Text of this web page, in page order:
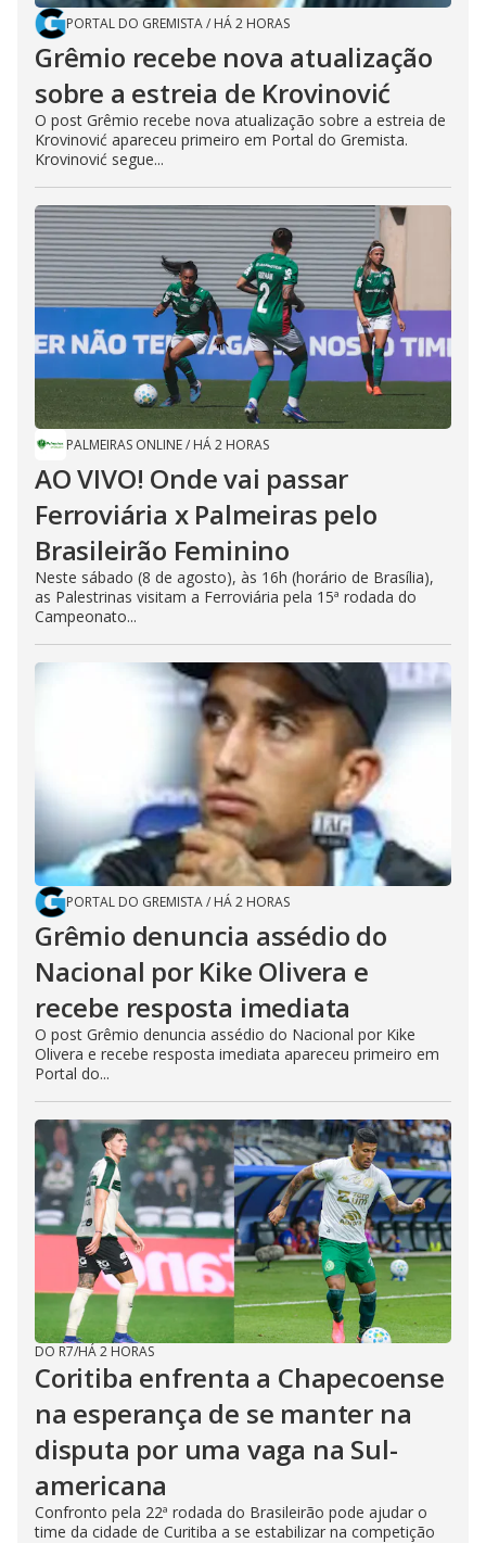
PORTAL DO GREMISTA/ HÁ 2 HORAS
Grêmio recebe nova atualização
sobre a estreia de Krovinović
O post Grêmio recebe nova atualização sobre a estreia de
Krovinović apareceu primeiro em Portal do Gremista.
Krovinović segue...
PALMEIRAS ONLINE/ HÁ 2 HORAS
AO VIVO! Onde vai passar
Ferroviária x Palmeiras pelo
Brasileirão Feminino
Neste sábado (8 de agosto), às 16h (horário de Brasília),
as Palestrinas visitam a Ferroviária pela 15ª rodada do
Campeonato...
PORTAL DO GREMISTA/ HÁ 2 HORAS
Grêmio denuncia assédio do
Nacional por Kike Olivera e
recebe resposta imediata
O post Grêmio denuncia assédio do Nacional por Kike
Olivera e recebe resposta imediata apareceu primeiro em
Portal do...
DO R7/HÁ 2 HORAS
Coritiba enfrenta a Chapecoense
na esperança de se manter na
disputa por uma vaga na Sul-
americana
Confronto pela 22ª rodada do Brasileirão pode ajudar o
time da cidade de Curitiba a se estabilizar na competição